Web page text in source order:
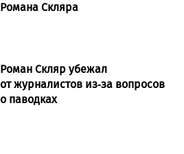
Романа Скляра
Роман Скляр убежал
от журналистов из-за вопросов
о паводках